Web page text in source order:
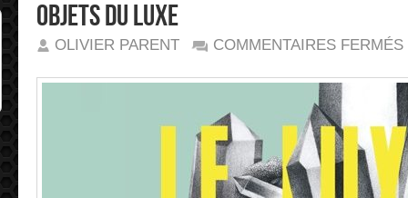
objets du luxe
OLIVIER PARENT COMMENTAIRES FERMÉS
À
:
–